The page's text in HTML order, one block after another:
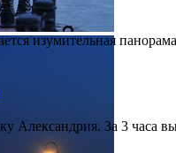
изумительная
Александрия. За 3 часа